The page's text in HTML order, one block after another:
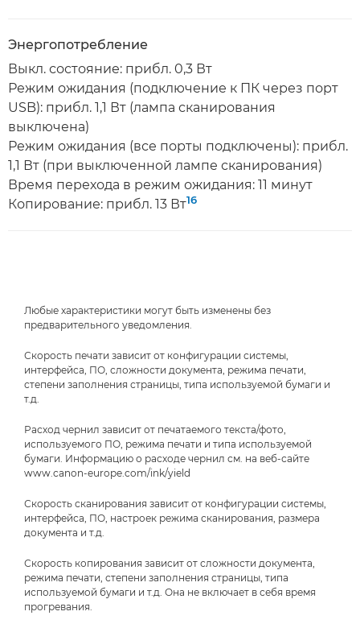
Энергопотребление
Выкл. состояние: прибл. 0,3 Вт
Режим ожидания (подключение к ПК через порт
USB): прибл. 1,1 Вт (лампа сканирования
выключена)
Режим ожидания (все порты подключены): прибл.
1,1 Вт (при выключенной лампе сканирования)
Время перехода в режим ожидания: 11 минут
Копирование: прибл. 13 Вт16
Любые характеристики могут быть изменены без
предварительного уведомления.
Скорость печати зависит от конфигурации системы,
интерфейса, ПО, сложности документа, режима печати,
степени заполнения страницы, типа используемой бумаги и
т.д.
Расход чернил зависит от печатаемого текста/фото,
используемого ПО, режима печати и типа используемой
бумаги. Информацию о расходе чернил см. на веб-сайте
www.canon-europe.com/ink/yield
Скорость сканирования зависит от конфигурации системы,
интерфейса, ПО, настроек режима сканирования, размера
документа и т.д.
Скорость копирования зависит от сложности документа,
режима печати, степени заполнения страницы, типа
используемой бумаги и т.д. Она не включает в себя время
прогревания.